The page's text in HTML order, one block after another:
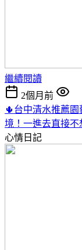
繼續閱讀
2個月前
🌵台中清水推薦
境！一進去直接不
心情日記